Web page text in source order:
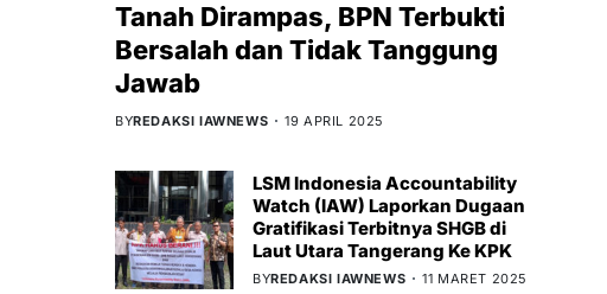
Tanah Dirampas, BPN Terbukti
Bersalah dan Tidak Tanggung
Jawab
BYREDAKSI IAWNEWS 19 APRIL 2025
LSM Indonesia Accountability
Watch (IAW) Laporkan Dugaan
Gratifikasi Terbitnya SHGB di
Laut Utara Tangerang Ke KPK
BYREDAKSI IAWNEWS 11 MARET 2025